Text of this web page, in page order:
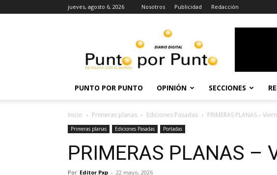
jueves, agosto 6, 2026 Nosotros Publicidad Redacción
Punto
PUNTO POR PUNTO OPINIÓN SECCIONES
Inicio Primeras planas Ediciones Pasadas PRIMERAS PLANAS –
Primeras planas Ediciones Pasadas Portadas
PRIMERAS PLANAS
Por Editor Pxp - 22 mayo, 2026